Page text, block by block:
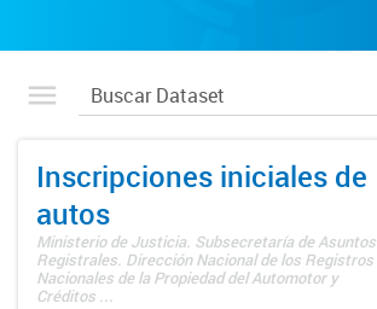
Inscripciones iniciales de
autos
Ministerio de Justicia. Subsecretaría de Asuntos
Registrales. Dirección Nacional de los Registros
Nacionales de la Propiedad del Automotor y
Créditos ...